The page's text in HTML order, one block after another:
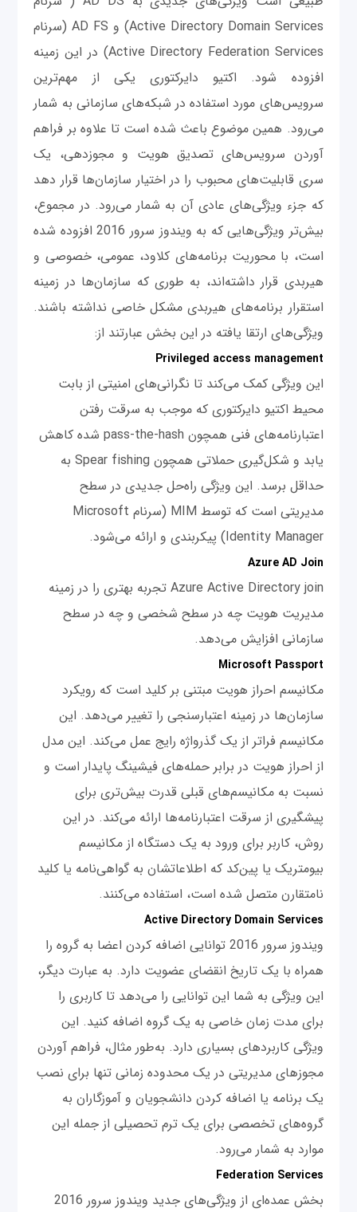
Active Directory Domain Services) و AD FS (سرنام
Active Directory Federation Services) در این زمینه
افزوده شود. اکتیو دایرکتوری یکی از مهم‌ترین
سرویس‌های مورد استفاده در شبکه‌های سازمانی به شمار
می‌رود. همین موضوع باعث شده است تا علاوه بر فراهم
آوردن سرویس‌های تصدیق هویت و مجوزدهی، یک
سری قابلیت‌های محبوب را در اختیار سازمان‌ها قرار ‌دهد
که جزء ویژگی‌های عادی آن به ‌شمار می‌رود. در مجموع،
بیش‌تر ویژگی‌هایی که به ویندوز سرور 2016 افزوده شده
است، با محوریت برنامه‌های کلاود، عمومی، خصوصی و
هیربدی قرار داشته‌اند، به‌ طوری که سازمان‌ها در زمینه
استقرار برنامه‌های هیربدی مشکل خاصی نداشته باشند.
ویژگی‌های ارتقا یافته در این بخش عبارتند از:
Privileged access management
این ویژگی کمک می‌کند تا نگرانی‌های امنیتی از بابت
محیط اکتیو دایرکتوری که موجب به سرقت رفتن
اعتبارنامه‌های فنی همچون pass-the-hash شده کاهش
یابد و شکل‌گیری حملاتی همچون Spear fishing به
حداقل برسد. این ویژگی راه‌حل جدیدی در سطح
مدیریتی است که توسط MIM (سرنام Microsoft
Identity Manager) پیکربندی و ارائه می‌شود.
Azure AD Join
Azure Active Directory join تجربه بهتری را در زمینه
مدیریت هویت چه در سطح شخصی و چه در سطح
سازمانی افزایش می‌دهد.
Microsoft Passport
مکانیسم احراز هویت مبتنی بر کلید است که رویکرد
سازمان‌ها در زمینه اعتبارسنجی را تغییر می‌دهد. این
مکانیسم فراتر از یک گذرواژه رایج عمل می‌کند. این مدل
از احراز هویت در برابر حمله‌های فیشینگ پایدار است و
نسبت به مکانیسم‌های قبلی قدرت بیش‌تری برای
پیشگیری از سرقت اعتبارنامه‌ها ارائه می‌کند. در این
روش، کاربر برای ورود به یک دستگاه از مکانیسم
بیومتریک یا پین‌کد که اطلاعاتشان به گواهی‌نامه یا کلید
نامتقارن متصل شده است، استفاده می‌کنند.
Active Directory Domain Services
ویندوز سرور 2016 توانایی اضافه کردن اعضا به گروه را
همراه با یک تاریخ انقضای عضویت دارد. به عبارت دیگر،
این ویژگی به شما این توانایی را می‌دهد تا کاربری را
برای مدت زمان خاصی به یک گروه اضافه کنید. این
ویژگی کاربردهای بسیاری دارد. به‌طور مثال، فراهم آوردن
مجوزهای مدیریتی در یک محدوده زمانی تنها برای نصب
یک برنامه یا اضافه کردن دانشجویان و آموزگاران به
گروه‌های تخصصی برای یک ترم تحصیلی از جمله این
موارد به شمار می‌رود.
Federation Services
بخش عمده‌ای از ویژگی‌های جدید ویندوز سرور 2016